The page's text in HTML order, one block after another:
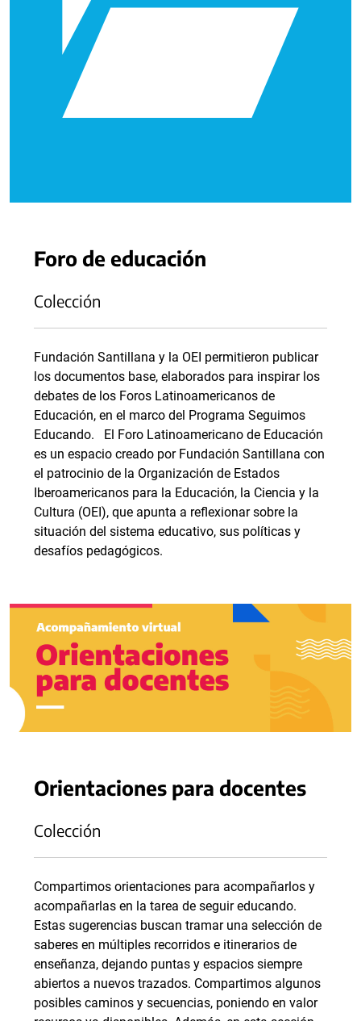
Foro de educación
Colección
Fundación Santillana y la OEI permitieron publicar
los documentos base, elaborados para inspirar los
debates de los Foros Latinoamericanos de
Educación, en el marco del Programa Seguimos
Educando. El Foro Latinoamericano de Educación
es un espacio creado por Fundación Santillana con
el patrocinio de la Organización de Estados
Iberoamericanos para la Educación, la Ciencia y la
Cultura (OEI), que apunta a reflexionar sobre la
situación del sistema educativo, sus políticas y
desafíos pedagógicos.
Orientaciones para docentes
Colección
Compartimos orientaciones para acompañarlos y
acompañarlas en la tarea de seguir educando.
Estas sugerencias buscan tramar una selección de
saberes en múltiples recorridos e itinerarios de
enseñanza, dejando puntas y espacios siempre
abiertos a nuevos trazados. Compartimos algunos
posibles caminos y secuencias, poniendo en valor